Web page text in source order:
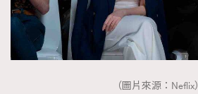
（圖片來源：Neflix）